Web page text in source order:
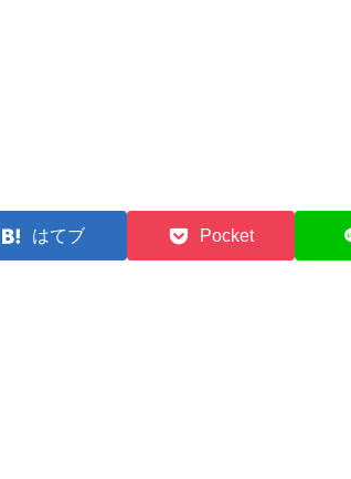
はてブ Pocket